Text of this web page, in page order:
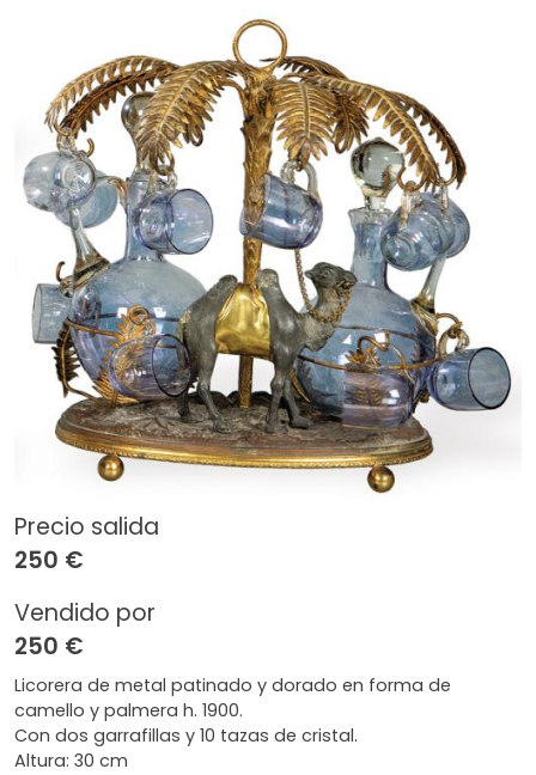
Precio salida
250 €
Vendido por
250 €
Licorera de metal patinado y dorado en forma de
camello y palmera h. 1900.
Con dos garrafillas y 10 tazas de cristal.
Altura: 30 cm